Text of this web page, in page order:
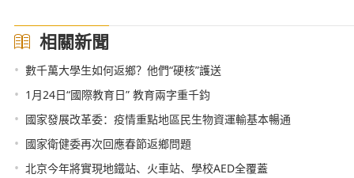
相關新聞
• 數千萬大學生如何返鄉？他們“硬核”護送
• 1月24日“國際教育日” 教育兩字重千鈞
• 國家發展改革委：疫情重點地區民生物資運輸基本暢通
• 國家衛健委再次回應春節返鄉問題
• 北京今年將實現地鐵站、火車站、學校AED全覆蓋